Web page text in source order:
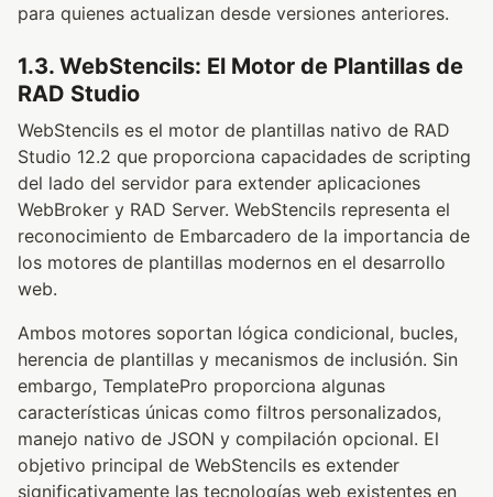
para quienes actualizan desde versiones anteriores.
1.3. WebStencils: El Motor de Plantillas de
RAD Studio
WebStencils es el motor de plantillas nativo de RAD
Studio 12.2 que proporciona capacidades de scripting
del lado del servidor para extender aplicaciones
WebBroker y RAD Server. WebStencils representa el
reconocimiento de Embarcadero de la importancia de
los motores de plantillas modernos en el desarrollo
web.
Ambos motores soportan lógica condicional, bucles,
herencia de plantillas y mecanismos de inclusión. Sin
embargo, TemplatePro proporciona algunas
características únicas como filtros personalizados,
manejo nativo de JSON y compilación opcional. El
objetivo principal de WebStencils es extender
significativamente las tecnologías web existentes en